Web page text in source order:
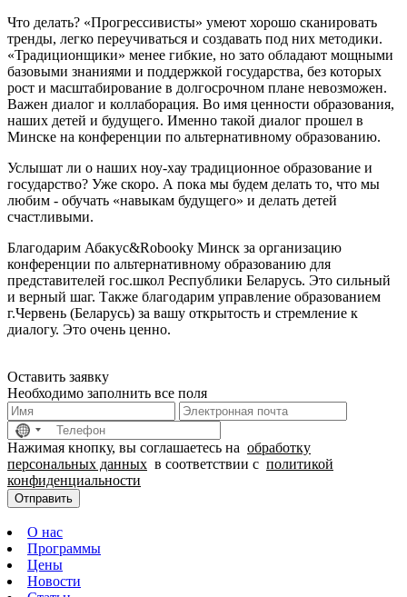
Что делать? «Прогрессивисты» умеют хорошо сканировать
тренды, легко переучиваться и создавать под них методики.
«Традиционщики» менее гибкие, но зато обладают мощными
базовыми знаниями и поддержкой государства, без которых
рост и масштабирование в долгосрочном плане невозможен.
Важен диалог и коллаборация. Во имя ценности образования,
наших детей и будущего. Именно такой диалог прошел в
Минске на конференции по альтернативному образованию.
Услышат ли о наших ноу-хау традиционное образование и
государство? Уже скоро. А пока мы будем делать то, что мы
любим - обучать «навыкам будущего» и делать детей
счастливыми.
Благодарим Абакус&Robooky Минск за организацию
конференции по альтернативному образованию для
представителей гос.школ Республики Беларусь. Это сильный
и верный шаг. Также благодарим управление образованием
г.Червень (Беларусь) за вашу открытость и стремление к
диалогу. Это очень ценно.
Оставить заявку
Необходимо заполнить все поля
No
country
selected
Нажимая кнопку, вы соглашаетесь на обработку
персональных данных в соответствии с политикой
конфиденциальности
Отправить
О нас
Программы
Цены
Новости